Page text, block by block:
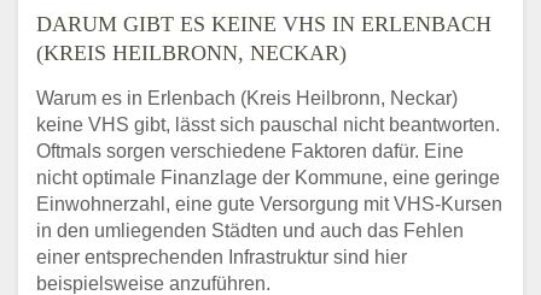
Heilbronn, Neckar)
3 schnelle Tipps
Erlenbach (Kreis Heilbronn, Neckar) VHS-
Kurse in Ihrer Nähe
Abendschule in der Region rund um
Erlenbach (Kreis Heilbronn, Neckar)
VHS steht für Erwachsenenbildung
Online-Kurse: Alternative Angebote zum
VHS-Kurs
DARUM GIBT ES KEINE VHS IN ERLENBACH
(KREIS HEILBRONN, NECKAR)
Warum es in Erlenbach (Kreis Heilbronn, Neckar)
keine VHS gibt, lässt sich pauschal nicht beantworten.
Oftmals sorgen verschiedene Faktoren dafür. Eine
nicht optimale Finanzlage der Kommune, eine geringe
Einwohnerzahl, eine gute Versorgung mit VHS-Kursen
in den umliegenden Städten und auch das Fehlen
einer entsprechenden Infrastruktur sind hier
beispielsweise anzuführen.